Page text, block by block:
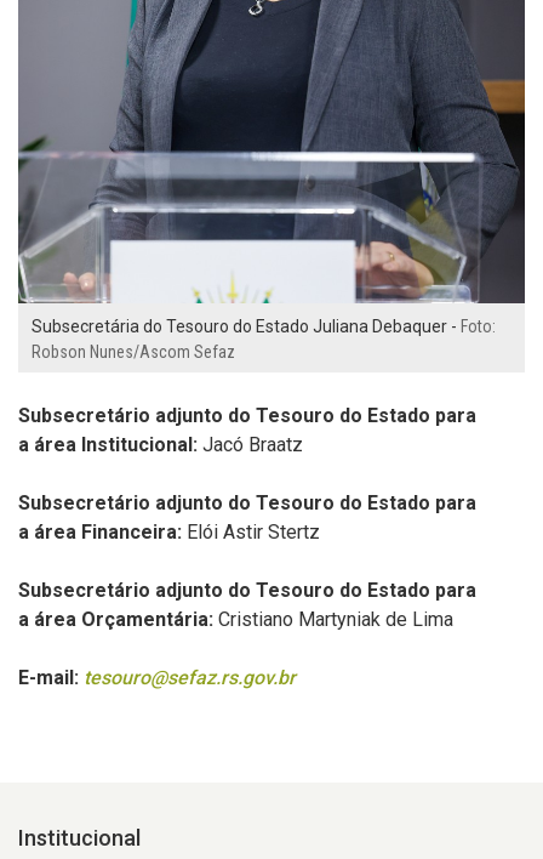
Subsecretária do Tesouro do Estado Juliana Debaquer - Foto:
Robson Nunes/Ascom Sefaz
Subsecretário adjunto do Tesouro do Estado para
a área Institucional: Jacó Braatz
Subsecretário adjunto do Tesouro do Estado para
a área Financeira: Elói Astir Stertz
Subsecretário adjunto do Tesouro do Estado para
a área Orçamentária: Cristiano Martyniak de Lima
E-mail: tesouro@sefaz.rs.gov.br
Institucional